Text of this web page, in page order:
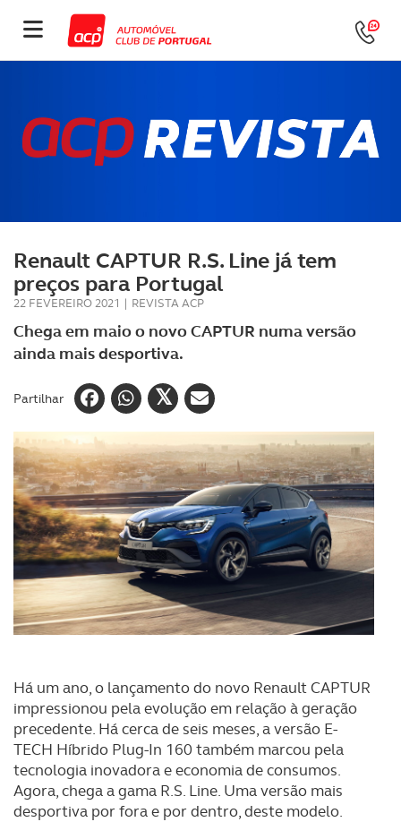
Renault CAPTUR R.S. Line já tem
preços para Portugal
22 FEVEREIRO 2021 | REVISTA ACP
Chega em maio o novo CAPTUR numa versão
ainda mais desportiva.
Partilhar
Há um ano, o lançamento do novo Renault CAPTUR
impressionou pela evolução em relação à geração
precedente. Há cerca de seis meses, a versão E-
TECH Híbrido Plug-In 160 também marcou pela
tecnologia inovadora e economia de consumos.
Agora, chega a gama R.S. Line. Uma versão mais
desportiva por fora e por dentro, deste modelo.